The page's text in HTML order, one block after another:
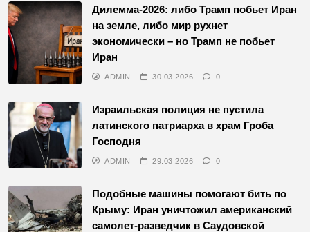
Дилемма-2026: либо Трамп побьет Иран
на земле, либо мир рухнет
экономически – но Трамп не побьет
Иран
ADMIN 30.03.2026 0
Израильская полиция не пустила
латинского патриарха в храм Гроба
Господня
ADMIN 29.03.2026 0
Подобные машины помогают бить по
Крыму: Иран уничтожил американский
самолет-разведчик в Саудовской